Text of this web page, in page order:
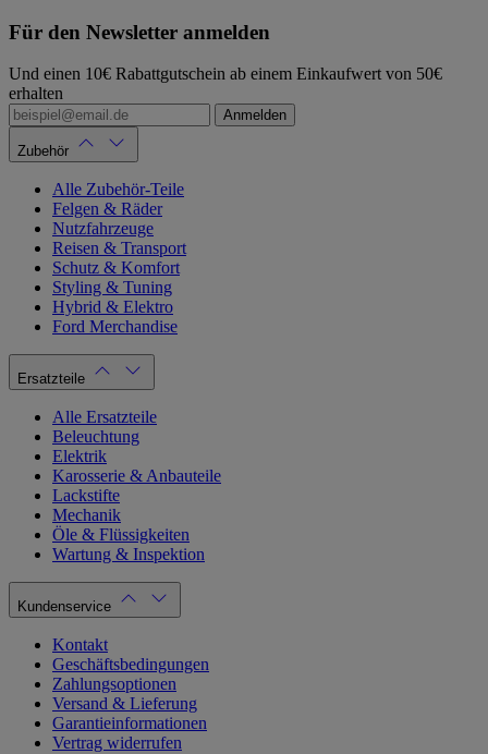
Für den Newsletter anmelden
Und einen 10€ Rabattgutschein ab einem Einkaufwert von 50€
erhalten
Anmelden
Zubehör
Alle Zubehör-Teile
Felgen & Räder
Nutzfahrzeuge
Reisen & Transport
Schutz & Komfort
Styling & Tuning
Hybrid & Elektro
Ford Merchandise
Ersatzteile
Alle Ersatzteile
Beleuchtung
Elektrik
Karosserie & Anbauteile
Lackstifte
Mechanik
Öle & Flüssigkeiten
Wartung & Inspektion
Kundenservice
Kontakt
Geschäftsbedingungen
Zahlungsoptionen
Versand & Lieferung
Garantieinformationen
Vertrag widerrufen